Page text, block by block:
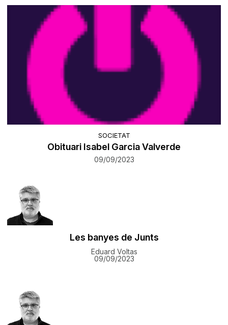
SOCIETAT
Obituari Isabel Garcia Valverde
09/09/2023
Les banyes de Junts
Eduard Voltas
09/09/2023